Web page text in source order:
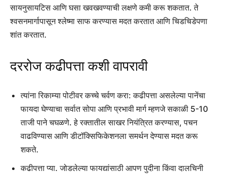
सायनुसायटिस आणि घसा खवखवण्याची लक्षणे कमी करू शकतात. ते
श्वसनमार्गापासून श्लेष्मा साफ करण्यास मदत करतात आणि चिडचिडेपणा
शांत करतात.
दररोज कढीपत्ता कशी वापरावी
त्यांना रिकाम्या पोटीवर कच्चे चर्वण करा: कढीपत्ता असलेल्या पानेंचा
फायदा घेण्याचा सर्वात सोपा आणि प्रभावी मार्ग म्हणजे सकाळी 5-10
ताजी पाने चघळणे. हे रक्तातील साखर नियंत्रित करण्यास, पचन
वाढविण्यास आणि डीटॉक्सिफिकेशनला समर्थन देण्यास मदत करू
शकते.
कढीपत्ता प्या. जोडलेल्या फायद्यांसाठी आपण पुदीना किंवा दालचिनी